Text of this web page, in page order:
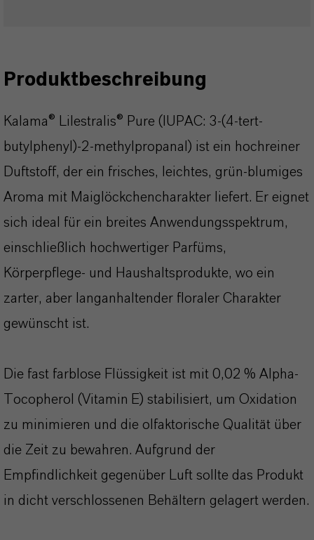
Produktbeschreibung
Kalama® Lilestralis® Pure (IUPAC: 3-(4-tert-
butylphenyl)-2-methylpropanal) ist ein hochreiner
Duftstoff, der ein frisches, leichtes, grün-blumiges
Aroma mit Maiglöckchencharakter liefert. Er eignet
sich ideal für ein breites Anwendungsspektrum,
einschließlich hochwertiger Parfüms,
Körperpflege- und Haushaltsprodukte, wo ein
zarter, aber langanhaltender floraler Charakter
gewünscht ist.
Die fast farblose Flüssigkeit ist mit 0,02 % Alpha-
Tocopherol (Vitamin E) stabilisiert, um Oxidation
zu minimieren und die olfaktorische Qualität über
die Zeit zu bewahren. Aufgrund der
Empfindlichkeit gegenüber Luft sollte das Produkt
in dicht verschlossenen Behältern gelagert werden.